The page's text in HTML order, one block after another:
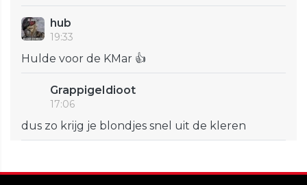
hub
19:33
Hulde voor de KMar 👍
GrappigeIdioot
17:06
dus zo krijg je blondjes snel uit de kleren